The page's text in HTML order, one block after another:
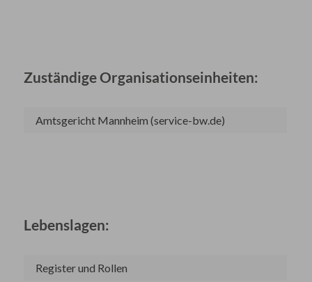
Zuständige Organisationseinheiten:
Amtsgericht Mannheim (service-bw.de)
Lebenslagen:
Register und Rollen